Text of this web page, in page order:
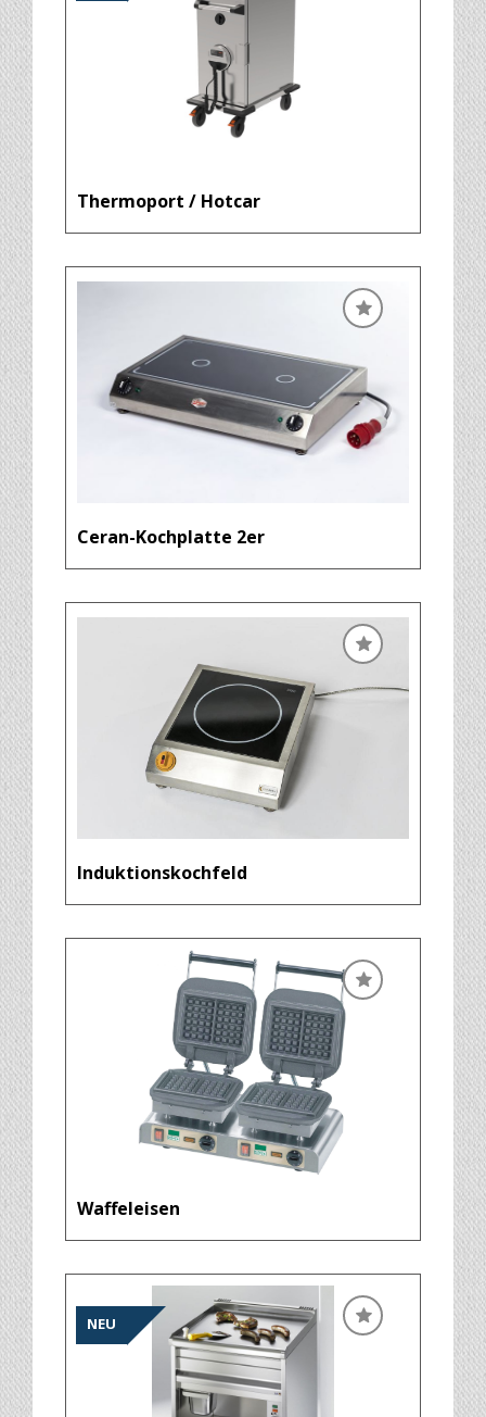
Thermoport / Hotcar
Ceran-Kochplatte 2er
Induktionskochfeld
Waffeleisen
NEU